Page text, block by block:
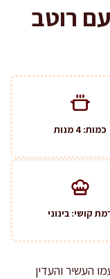
רוטב
כמות: 4 מנות
קושי: בינוני
העשיר והעדין